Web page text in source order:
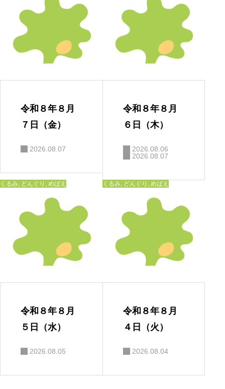
令和８年８月
７日（金）
2026.08.07
令和８年８月
６日（木）
2026.08.06
2026.08.07
くるみ, どんぐり , めばえ
令和８年８月
５日（水）
2026.08.05
くるみ, どんぐり , めばえ
令和８年８月
４日（火）
2026.08.04